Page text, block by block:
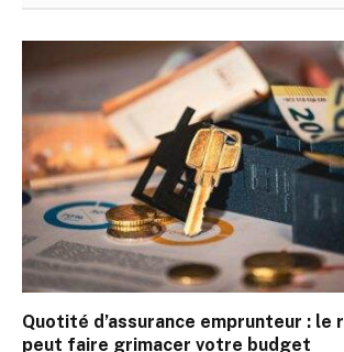
Quotité d’assurance emprunteur : le
peut faire grimacer votre budget